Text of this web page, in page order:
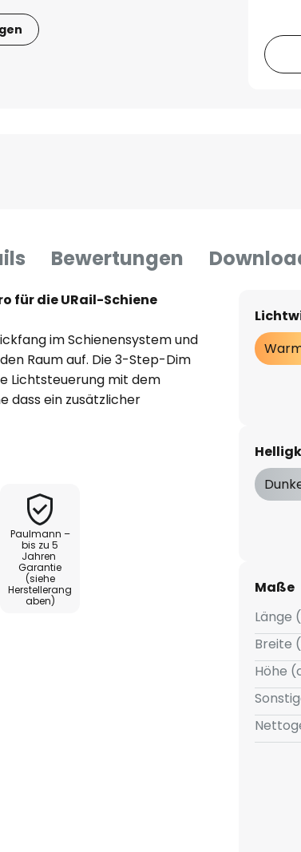
Bewertungen
für die URail-Schiene
im Schienensystem und
Raum auf. Die 3-Step-Dim
Lichtsteuerung mit dem
dass ein zusätzlicher
Dimmstufen von 100%, 50%
Die Lichtabstrahlung lässt
des versenkten LED-
und gleichmäßig
sorgt. Besonders
die es ermöglicht,
oder bei Bedarf
verleiht jedem Raum eine
Paulmann –
bis zu 5
Jahren
Garantie
(siehe
Herstellerang
aben)
Maße
Länge
Breite
Höhe